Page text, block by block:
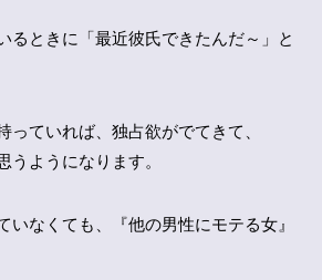
るときに「最近彼氏できたんだ～」と
っていれば、独占欲がでてきて、
うようになります。
いなくても、『他の男性にモテる女』